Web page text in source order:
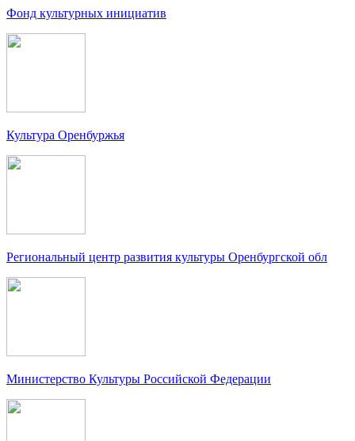
Фонд культурных инициатив
Культура Оренбуржья
Региональный центр развития культуры Оренбургской обл
Министерство Культуры Российской Федерации